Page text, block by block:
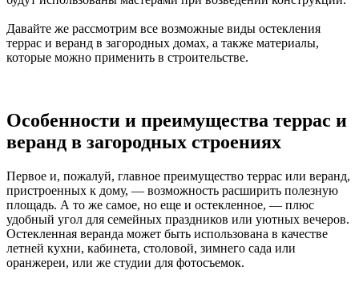
Давайте же рассмотрим все возможные виды остекления
террас и веранд в загородных домах, а также материалы,
которые можно применить в строительстве.
Особенности и преимущества террас и
веранд в загородных строениях
Первое и, пожалуй, главное преимущество террас или веранд,
пристроенных к дому, — возможность расширить полезную
площадь. А то же самое, но еще и остекленное, — плюс
удобный угол для семейных праздников или уютных вечеров.
Остекленная веранда может быть использована в качестве
летней кухни, кабинета, столовой, зимнего сада или
оранжереи, или же студии для фотосъемок.